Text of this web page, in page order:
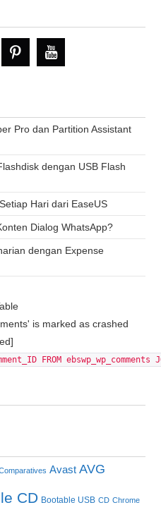
Pro dan Partition Assistant
dengan USB Flash
Hari dari EaseUS
Dialog WhatsApp?
dengan Expense
is marked as crashed
FROM
Avast AVG
CD Bootable USB CD Chrome